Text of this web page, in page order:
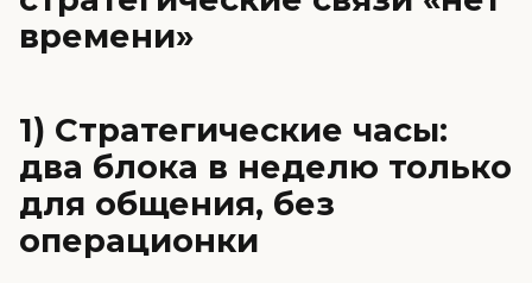
времени»
1) Стратегические часы:
два блока в неделю только
для общения, без
операционки